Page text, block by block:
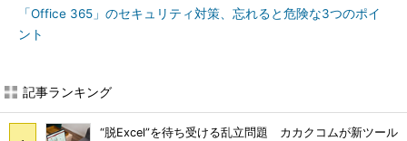
「Office 365」のセキュリティ対策、忘れると危険な3つのポイ
ント
記事ランキング
“脱Excel”を待ち受ける乱立問題 カカクコムが新ツール